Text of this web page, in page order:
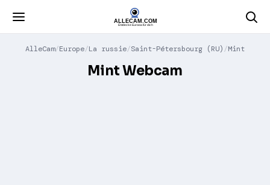
AlleCam Europe La russie Saint-Pétersbourg (RU) Mint
Mint Webcam